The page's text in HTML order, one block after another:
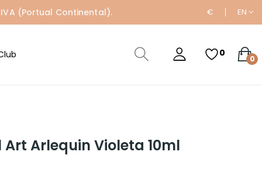
(Portual Continental). € EN
0
0
Arlequin Violeta 10ml